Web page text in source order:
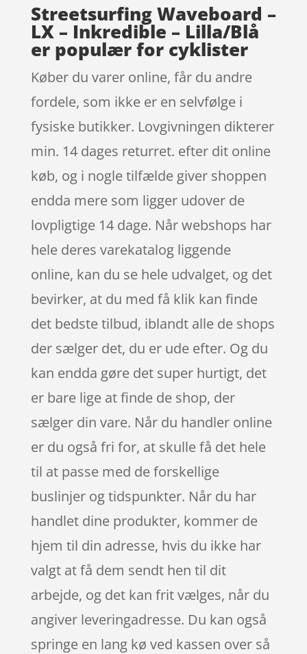
Streetsurfing Waveboard –
LX – Inkredible – Lilla/Blå
er populær for cyklister
Køber du varer online, får du andre
fordele, som ikke er en selvfølge i
fysiske butikker. Lovgivningen dikterer
min. 14 dages returret. efter dit online
køb, og i nogle tilfælde giver shoppen
endda mere som ligger udover de
lovpligtige 14 dage. Når webshops har
hele deres varekatalog liggende
online, kan du se hele udvalget, og det
bevirker, at du med få klik kan finde
det bedste tilbud, iblandt alle de shops
der sælger det, du er ude efter. Og du
kan endda gøre det super hurtigt, det
er bare lige at finde de shop, der
sælger din vare. Når du handler online
er du også fri for, at skulle få det hele
til at passe med de forskellige
buslinjer og tidspunkter. Når du har
handlet dine produkter, kommer de
hjem til din adresse, hvis du ikke har
valgt at få dem sendt hen til dit
arbejde, og det kan frit vælges, når du
angiver leveringadresse. Du kan også
springe en lang kø ved kassen over så